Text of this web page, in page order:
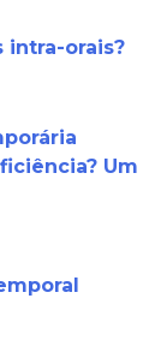
intra-orais?
Um